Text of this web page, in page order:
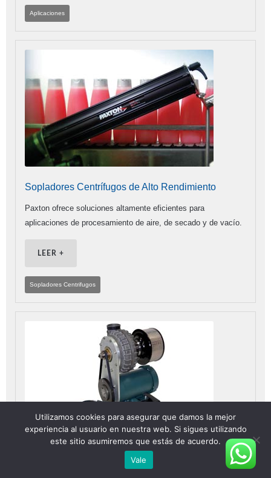
Aplicaciones
Sopladores Centrífugos de Alto Rendimiento
Paxton ofrece soluciones altamente eficientes para
aplicaciones de procesamiento de aire, de secado y de vacío.
LEER +
Sopladores Centrifugos
Sopladores Centrífugos XT-Series
Utilizamos cookies para asegurar que damos la mejor
experiencia al usuario en nuestra web. Si sigues utilizando
este sitio asumiremos que estás de acuerdo.
Vale